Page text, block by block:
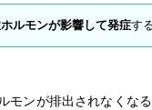
ルモンが影響して発症す
モンが排出されなくな